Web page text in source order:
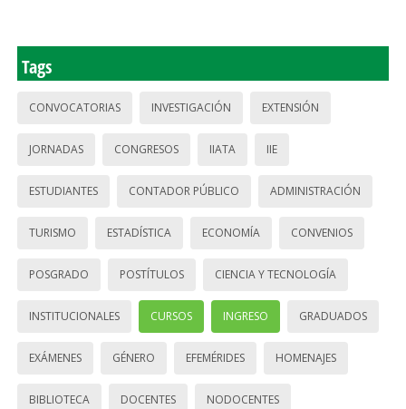
Tags
CONVOCATORIAS INVESTIGACIÓN EXTENSIÓN
JORNADAS CONGRESOS IIATA IIE
ESTUDIANTES CONTADOR PÚBLICO ADMINISTRACIÓN
TURISMO ESTADÍSTICA ECONOMÍA CONVENIOS
POSGRADO POSTÍTULOS CIENCIA Y TECNOLOGÍA
INSTITUCIONALES CURSOS INGRESO GRADUADOS
EXÁMENES GÉNERO EFEMÉRIDES HOMENAJES
BIBLIOTECA DOCENTES NODOCENTES